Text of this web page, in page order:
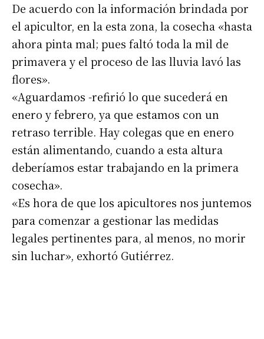
De acuerdo con la información brindada por
el apicultor, en la esta zona, la cosecha «hasta
ahora pinta mal; pues faltó toda la mil de
primavera y el proceso de las lluvia lavó las
flores».
«Aguardamos -refirió lo que sucederá en
enero y febrero, ya que estamos con un
retraso terrible. Hay colegas que en enero
están alimentando, cuando a esta altura
deberíamos estar trabajando en la primera
cosecha».
«Es hora de que los apicultores nos juntemos
para comenzar a gestionar las medidas
legales pertinentes para, al menos, no morir
sin luchar», exhortó Gutiérrez.